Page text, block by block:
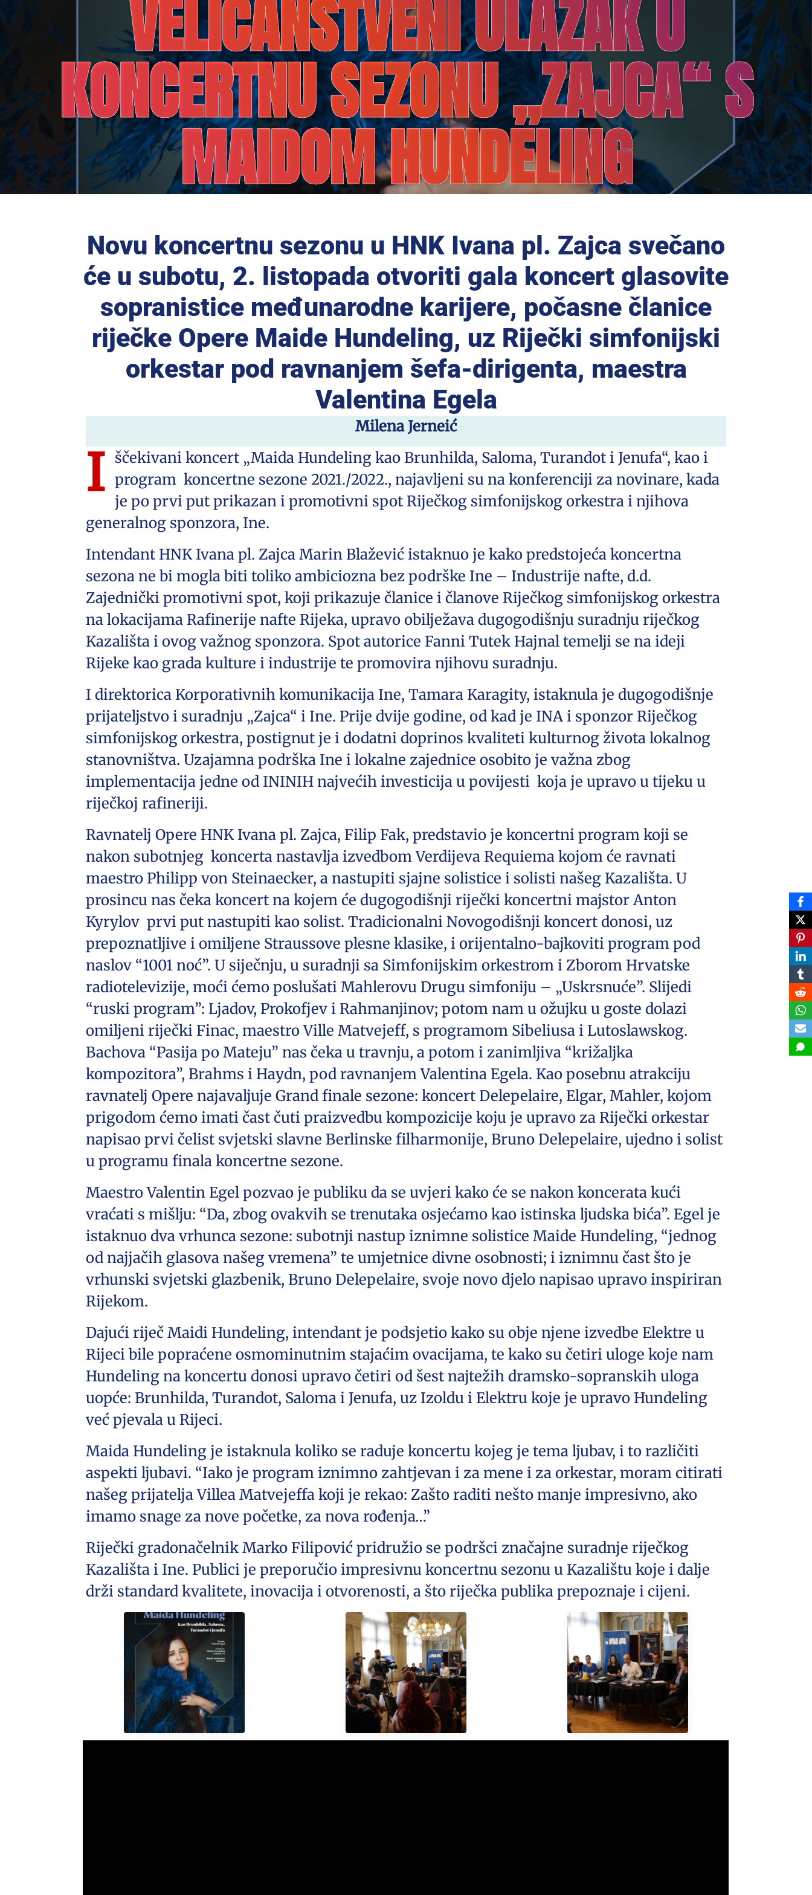
VELIČANSTVENI ULAZAK U
KONCERTNU SEZONU „ZAJCA“ S
MAIDOM HUNDELING
Novu koncertnu sezonu u HNK Ivana pl. Zajca svečano
će u subotu, 2. listopada otvoriti gala koncert glasovite
sopranistice međunarodne karijere, počasne članice
riječke Opere Maide Hundeling, uz Riječki simfonijski
orkestar pod ravnanjem šefa-dirigenta, maestra
Valentina Egela
Milena Jerneić
I ščekivani koncert „Maida Hundeling kao Brunhilda, Saloma, Turandot i Jenufa“, kao i
program koncertne sezone 2021./2022., najavljeni su na konferenciji za novinare, kada
je po prvi put prikazan i promotivni spot Riječkog simfonijskog orkestra i njihova
generalnog sponzora, Ine.
Intendant HNK Ivana pl. Zajca Marin Blažević istaknuo je kako predstojeća koncertna
sezona ne bi mogla biti toliko ambiciozna bez podrške Ine – Industrije nafte, d.d.
Zajednički promotivni spot, koji prikazuje članice i članove Riječkog simfonijskog orkestra
na lokacijama Rafinerije nafte Rijeka, upravo obilježava dugogodišnju suradnju riječkog
Kazališta i ovog važnog sponzora. Spot autorice Fanni Tutek Hajnal temelji se na ideji
Rijeke kao grada kulture i industrije te promovira njihovu suradnju.
I direktorica Korporativnih komunikacija Ine, Tamara Karagity, istaknula je dugogodišnje
prijateljstvo i suradnju „Zajca“ i Ine. Prije dvije godine, od kad je INA i sponzor Riječkog
simfonijskog orkestra, postignut je i dodatni doprinos kvaliteti kulturnog života lokalnog
stanovništva. Uzajamna podrška Ine i lokalne zajednice osobito je važna zbog
implementacija jedne od ININIH najvećih investicija u povijesti koja je upravo u tijeku u
riječkoj rafineriji.
Ravnatelj Opere HNK Ivana pl. Zajca, Filip Fak, predstavio je koncertni program koji se
nakon subotnjeg koncerta nastavlja izvedbom Verdijeva Requiema kojom će ravnati
maestro Philipp von Steinaecker, a nastupiti sjajne solistice i solisti našeg Kazališta. U
prosincu nas čeka koncert na kojem će dugogodišnji riječki koncertni majstor Anton
Kyrylov prvi put nastupiti kao solist. Tradicionalni Novogodišnji koncert donosi, uz
prepoznatljive i omiljene Straussove plesne klasike, i orijentalno-bajkoviti program pod
naslov “1001 noć”. U siječnju, u suradnji sa Simfonijskim orkestrom i Zborom Hrvatske
radiotelevizije, moći ćemo poslušati Mahlerovu Drugu simfoniju – „Uskrsnuće”. Slijedi
“ruski program”: Ljadov, Prokofjev i Rahmanjinov; potom nam u ožujku u goste dolazi
omiljeni riječki Finac, maestro Ville Matvejeff, s programom Sibeliusa i Lutoslawskog.
Bachova “Pasija po Mateju” nas čeka u travnju, a potom i zanimljiva “križaljka
kompozitora”, Brahms i Haydn, pod ravnanjem Valentina Egela. Kao posebnu atrakciju
ravnatelj Opere najavaljuje Grand finale sezone: koncert Delepelaire, Elgar, Mahler, kojom
prigodom ćemo imati čast čuti praizvedbu kompozicije koju je upravo za Riječki orkestar
napisao prvi čelist svjetski slavne Berlinske filharmonije, Bruno Delepelaire, ujedno i solist
u programu finala koncertne sezone.
Maestro Valentin Egel pozvao je publiku da se uvjeri kako će se nakon koncerata kući
vraćati s mišlju: “Da, zbog ovakvih se trenutaka osjećamo kao istinska ljudska bića”. Egel je
istaknuo dva vrhunca sezone: subotnji nastup iznimne solistice Maide Hundeling, “jednog
od najjačih glasova našeg vremena” te umjetnice divne osobnosti; i iznimnu čast što je
vrhunski svjetski glazbenik, Bruno Delepelaire, svoje novo djelo napisao upravo inspiriran
Rijekom.
Dajući riječ Maidi Hundeling, intendant je podsjetio kako su obje njene izvedbe Elektre u
Rijeci bile popraćene osmominutnim stajaćim ovacijama, te kako su četiri uloge koje nam
Hundeling na koncertu donosi upravo četiri od šest najtežih dramsko-sopranskih uloga
uopće: Brunhilda, Turandot, Saloma i Jenufa, uz Izoldu i Elektru koje je upravo Hundeling
već pjevala u Rijeci.
Maida Hundeling je istaknula koliko se raduje koncertu kojeg je tema ljubav, i to različiti
aspekti ljubavi. “Iako je program iznimno zahtjevan i za mene i za orkestar, moram citirati
našeg prijatelja Villea Matvejeffa koji je rekao: Zašto raditi nešto manje impresivno, ako
imamo snage za nove početke, za nova rođenja…”
Riječki gradonačelnik Marko Filipović pridružio se podršci značajne suradnje riječkog
Kazališta i Ine. Publici je preporučio impresivnu koncertnu sezonu u Kazalištu koje i dalje
drži standard kvalitete, inovacija i otvorenosti, a što riječka publika prepoznaje i cijeni.